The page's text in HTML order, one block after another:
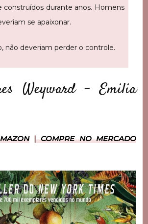
construídos durante anos. Homens
se apaixonar.
não deveriam perder o controle.
Weyward – Emilia
|COMPRE NO MERCADO